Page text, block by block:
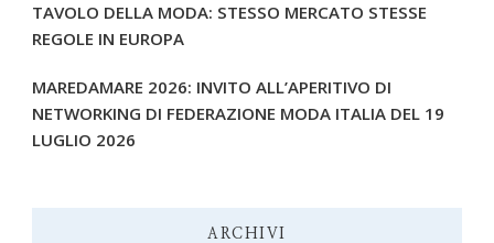
TAVOLO DELLA MODA: STESSO MERCATO STESSE
REGOLE IN EUROPA
MAREDAMARE 2026: INVITO ALL’APERITIVO DI
NETWORKING DI FEDERAZIONE MODA ITALIA DEL 19
LUGLIO 2026
ARCHIVI